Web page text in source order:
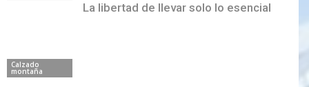
La libertad de llevar solo lo esencial
Calzado
montaña